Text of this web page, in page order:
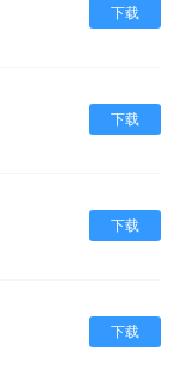
下载
下载
下载
下载